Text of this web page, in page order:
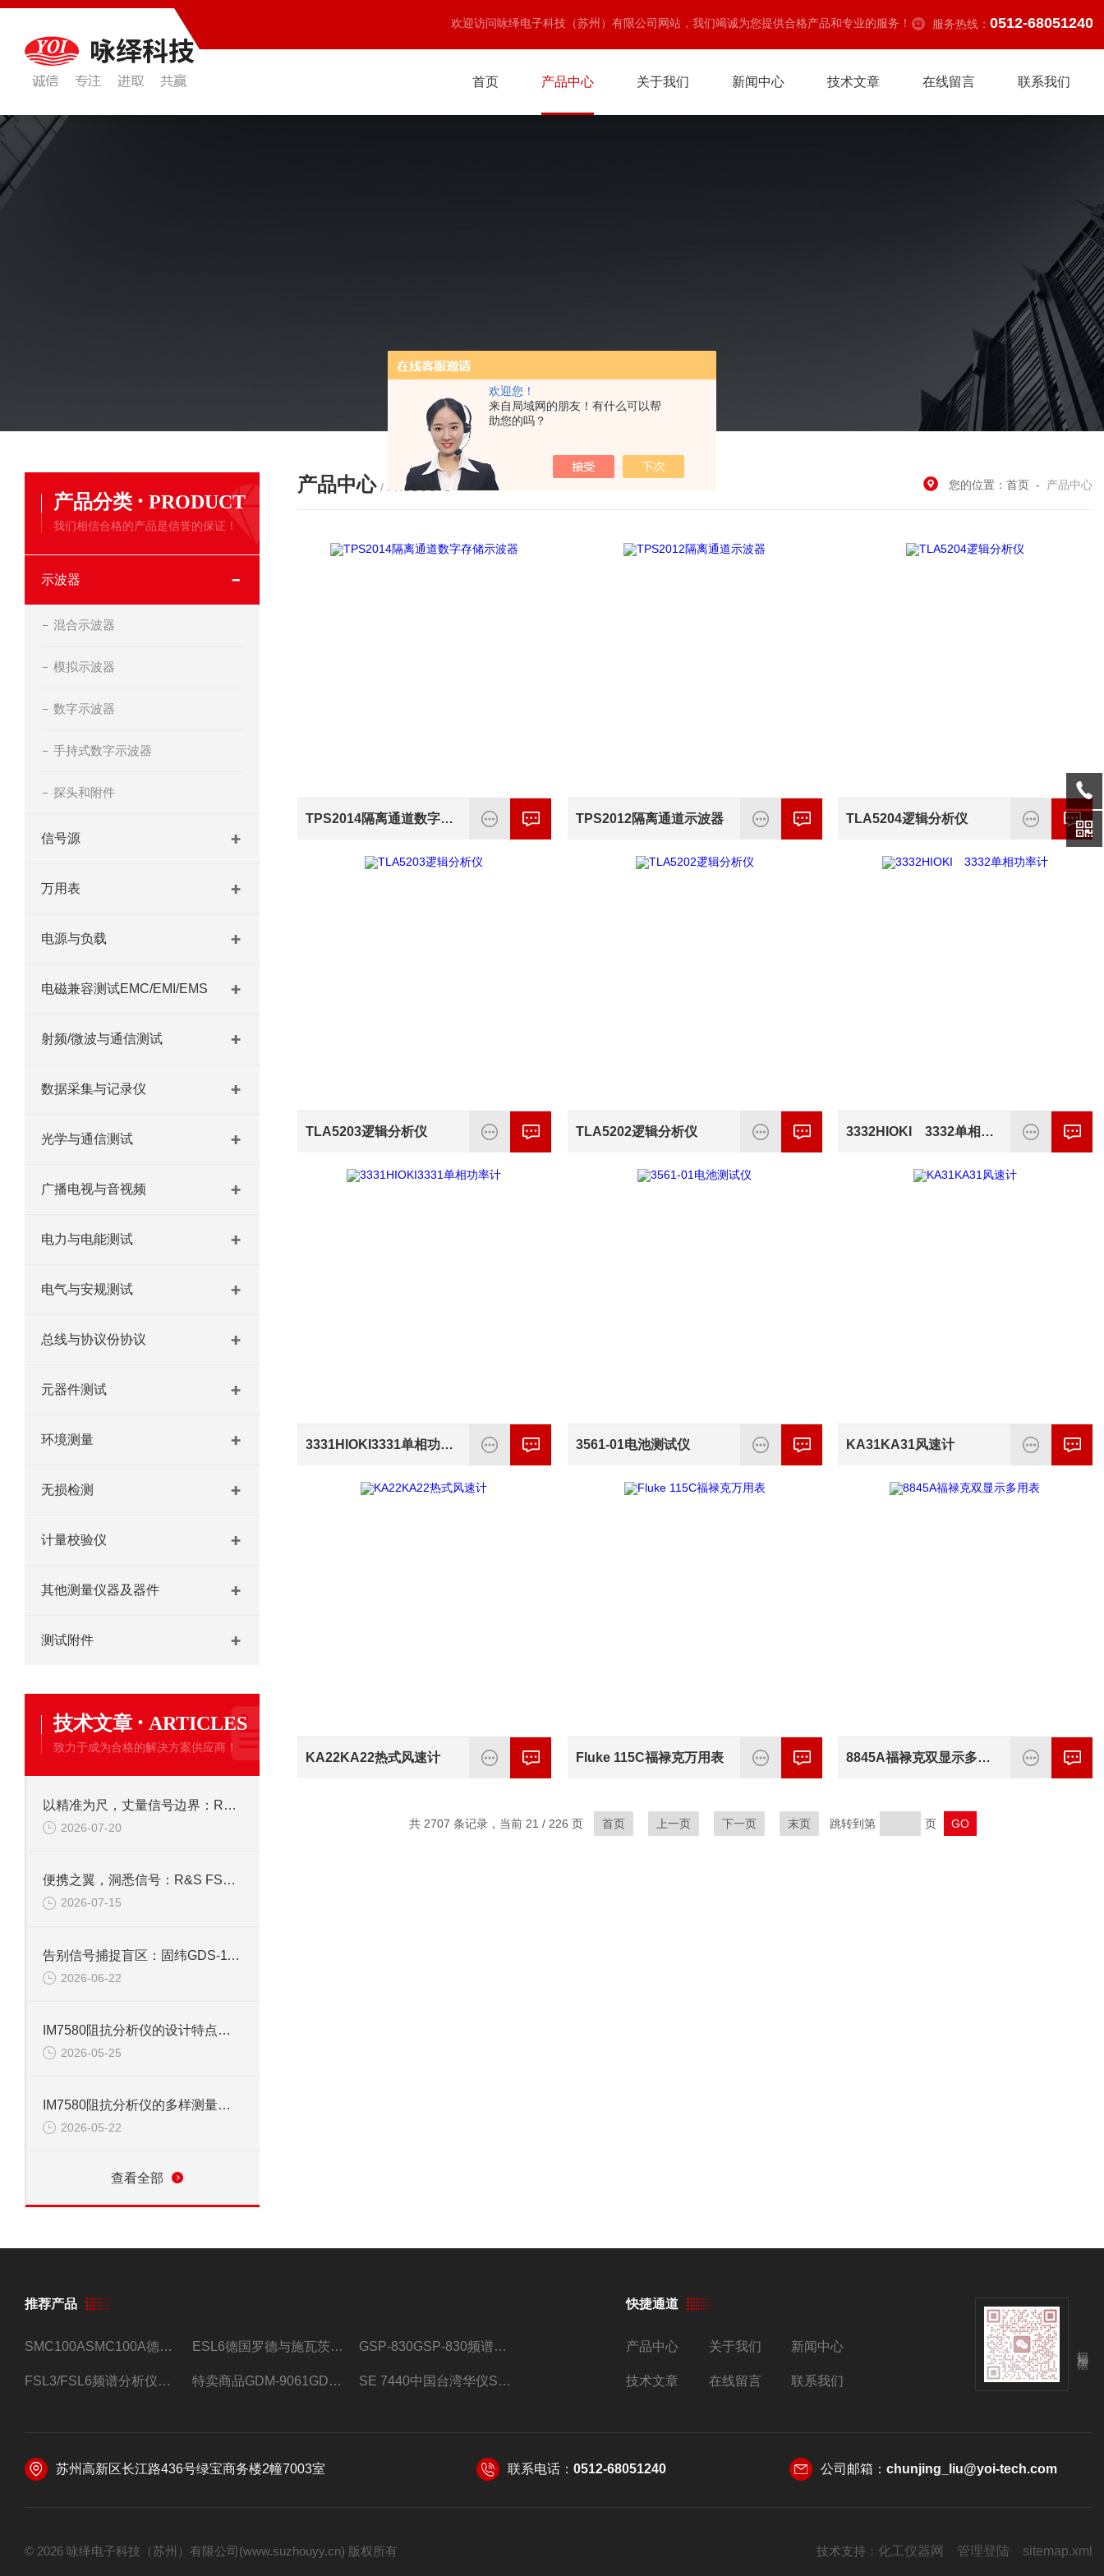
欢迎您！
来自局域网的朋友！有什么可以帮
助您的吗？
欢迎访问咏绎电子科技（苏州）有限公司网站，我们竭诚为您提供合格产品和专业的服务！ 服务热线： 0512-68051240
首页 产品中心 关于我们 新闻中心 技术文章 在线留言 联系我们
产品分类 · PRODUCT
我们相信合格的产品是信誉的保证！
示波器
混合示波器
模拟示波器
数字示波器
手持式数字示波器
探头和附件
信号源
万用表
电源与负载
电磁兼容测试EMC/EMI/EMS
射频/微波与通信测试
数据采集与记录仪
光学与通信测试
广播电视与音视频
电力与电能测试
电气与安规测试
总线与协议份协议
元器件测试
环境测量
无损检测
计量校验仪
其他测量仪器及器件
测试附件
技术文章 · ARTICLES
致力于成为合格的解决方案供应商！
以精准为尺，丈量信号边界：R&S FSH4手持频谱仪的核心应用价值
2026-07-20
便携之翼，洞悉信号：R&S FSH4手持频谱仪功能解码
2026-07-15
告别信号捕捉盲区：固纬GDS-1102示波器峰值侦测与触发系统全攻略
2026-06-22
IM7580阻抗分析仪的设计特点与技术优势
2026-05-25
IM7580阻抗分析仪的多样测量模式与应用
2026-05-22
查看全部
产品中心 / PRODUCTS 您的位置： 首页 - 产品中心
TPS2014隔离通道数字存储示波器 TPS2012隔离通道示波器 TLA5204逻辑分析仪
TLA5203逻辑分析仪 TLA5202逻辑分析仪 3332HIOKI 3332单相功率计
3331HIOKI3331单相功率计 3561-01电池测试仪 KA31KA31风速计
KA22KA22热式风速计 Fluke 115C福禄克万用表 8845A福禄克双显示多用表
共 2707 条记录，当前 21 / 226 页 首页 上一页 下一页 末页 跳转到第 页
推荐产品
SMC100ASMC100A德国罗德与施瓦茨射频信号源 ESL6德国罗德与施瓦茨预认证EMI接收机 GSP-830GSP-830频谱分析仪
FSL3/FSL6频谱分析仪FSL3/FSL6罗德与施瓦茨 特卖商品GDM-9061GDM-9061台式万用表 SE 7440中国台湾华仪SE系列安规综合分析仪
快捷通道
产品中心 关于我们 新闻中心
技术文章 在线留言 联系我们
苏州高新区长江路436号绿宝商务楼2幢7003室 联系电话： 0512-68051240 公司邮箱： chunjing_liu@yoi-tech.com
© 2026 咏绎电子科技（苏州）有限公司(www.suzhouyy.cn) 版权所有 技术支持： 化工仪器网 管理登陆 sitemap.xml